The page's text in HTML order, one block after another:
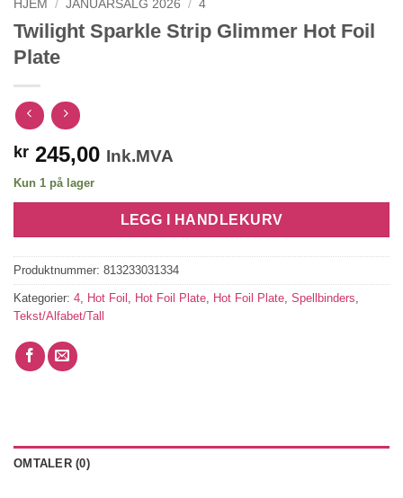
HJEM / JANUARSALG 2026 / 4
Twilight Sparkle Strip Glimmer Hot Foil
Plate
kr 245,00 Ink.MVA
Kun 1 på lager
LEGG I HANDLEKURV
Produktnummer: 813233031334
Kategorier: 4 Hot Foil Hot Foil Plate Hot Foil Plate Spellbinders
Tekst/Alfabet/Tall
OMTALER (0)